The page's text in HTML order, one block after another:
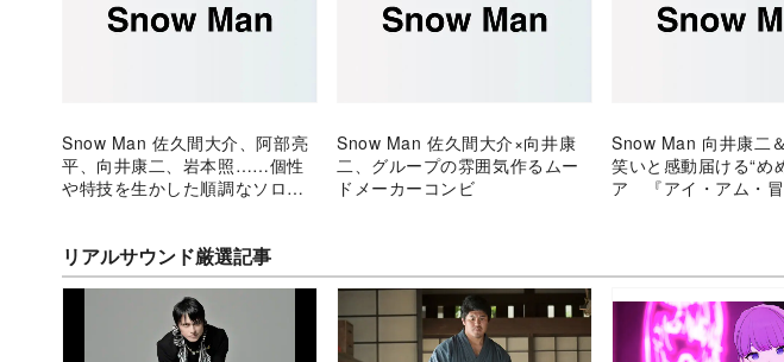
Snow Man 佐久間大介、阿部亮
平、向井康二、岩本照……個性
や特技を生かした順調なソロ活
Snow Man 佐久間大介×向井康
二、グループの雰囲気作るムー
ドメーカーコンビ
Snow Man 向井康二
笑いと感動届ける“め
ア 『アイ・アム・
リアルサウンド厳選記事